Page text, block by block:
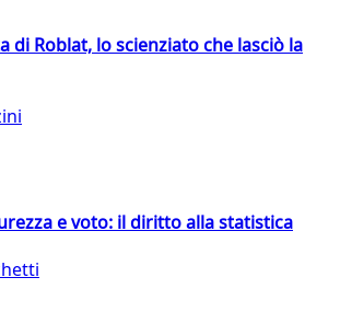
di Roblat, lo scienziato che lasciò la
e voto: il diritto alla statistica